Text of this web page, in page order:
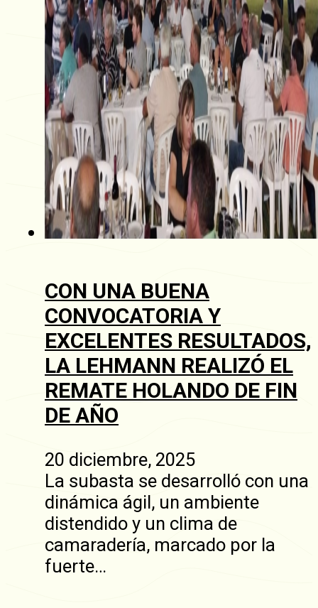
CON UNA BUENA
CONVOCATORIA Y
EXCELENTES RESULTADOS,
LA LEHMANN REALIZÓ EL
REMATE HOLANDO DE FIN
DE AÑO
20 diciembre, 2025
La subasta se desarrolló con una
dinámica ágil, un ambiente
distendido y un clima de
camaradería, marcado por la
fuerte…